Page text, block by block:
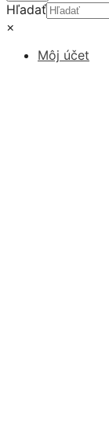
Hľadať
×
Môj účet